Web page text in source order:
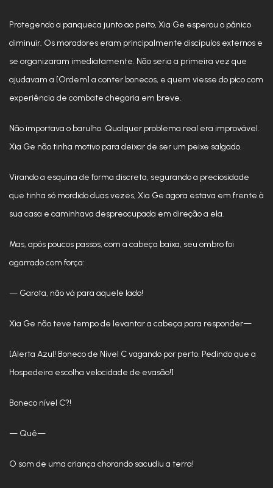
Protegendo a panqueca junto ao peito, Xia Ge esperou o pânico
diminuir. Os moradores eram principalmente discípulos externos e
se organizaram imediatamente. Não seria a primeira vez que
ajudavam a [Ordem] a conter bonecos, e quem viesse do pico com
experiência de combate chegaria em breve.
Não importava o barulho. Qualquer problema real era improvável.
Xia Ge não tinha motivo para deixar de ser um peixe salgado.
Virando a esquina de forma discreta, segurando a preciosidade
que tinha só mordido duas vezes, Xia Ge agora estava em frente à
sua casa e caminhava despreocupada em direção a ela.
Mas, após poucos passos, com a cabeça baixa, seu ombro foi
agarrado com força:
— Garota, não vá para aquele lado!
Xia Ge não teve tempo de levantar a cabeça para responder—
[Alerta Azul! Boneco de Nível C vagando por perto. Pedindo que a
Hospedeira escolha velocidade de evasão!]
Boneco nível C?!
— Quê—
O som de uma criança chorando sacudiu a terra!